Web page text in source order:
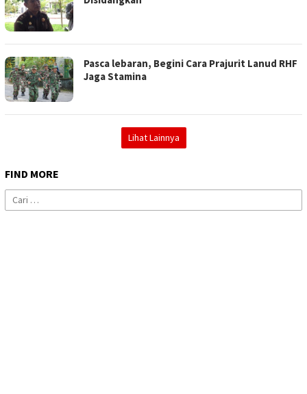
Pasca lebaran, Begini Cara Prajurit Lanud RHF
Jaga Stamina
Lihat Lainnya
FIND MORE
Cari
untuk: